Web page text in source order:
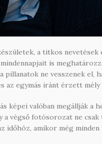
a titkos
is
ne vesszenek el,
az egymás iránt érzett
képei valóban megállják
végső fotósorozat ne
amikor még